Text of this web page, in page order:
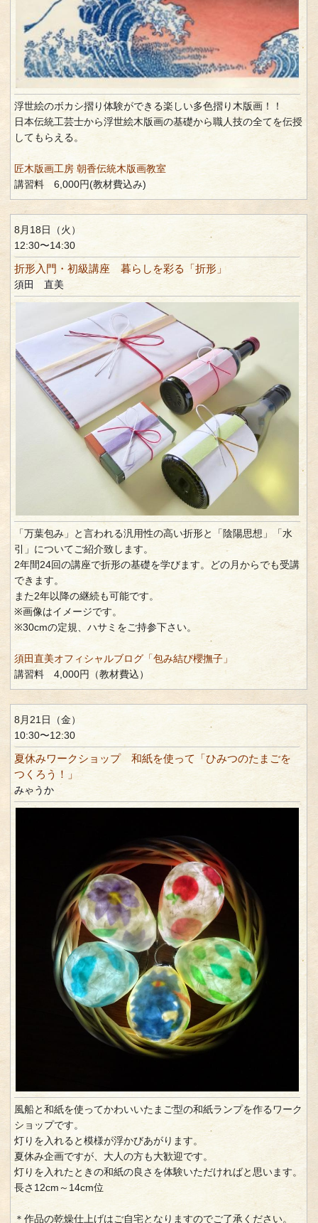
浮世絵のボカシ摺り体験ができる楽しい多色摺り木版画！！
日本伝統工芸士から浮世絵木版画の基礎から職人技の全てを伝授
してもらえる。
匠木版画工房 朝香伝統木版画教室
講習料 6,000円(教材費込み)
8月18日（火）
12:30〜14:30
折形入門・初級講座 暮らしを彩る「折形」
須田 直美
「万葉包み」と言われる汎用性の高い折形と「陰陽思想」「水
引」についてご紹介致します。
2年間24回の講座で折形の基礎を学びます。どの月からでも受講
できます。
また2年以降の継続も可能です。
※画像はイメージです。
※30cmの定規、ハサミをご持参下さい。
須田直美オフィシャルブログ「包み結び櫻撫子」
講習料 4,000円（教材費込）
8月21日（金）
10:30〜12:30
夏休みワークショップ 和紙を使って「ひみつのたまごを
つくろう！」
みゃうか
風船と和紙を使ってかわいいたまご型の和紙ランプを作るワーク
ショップです。
灯りを入れると模様が浮かびあがります。
夏休み企画ですが、大人の方も大歓迎です。
灯りを入れたときの和紙の良さを体験いただければと思います。
長さ12cm～14cm位
＊作品の乾燥仕上げはご自宅となりますのでご了承ください。